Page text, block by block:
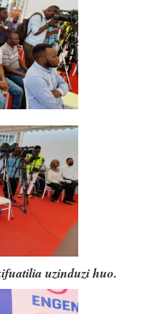
lia uzinduzi huo.